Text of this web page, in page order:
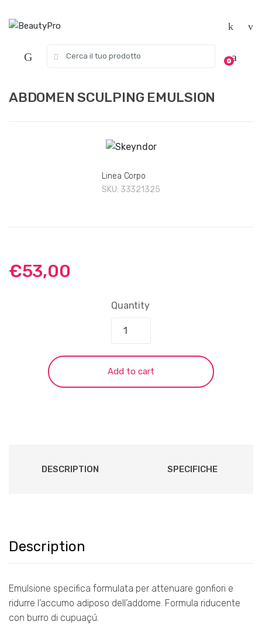
for:
0
ABDOMEN SCULPING EMULSION
Linea Corpo
SKU: 33321325
€53,00
Quantity
Add to cart
DESCRIPTION SPECIFICHE
Description
Emulsione specifica formulata per attenuare gonfiori e
ridurre l’accumo adiposo dell’addome. Formula riducente
con burro di cupuaçú.